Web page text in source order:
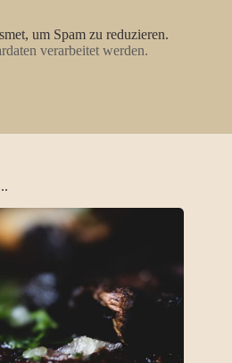
um Spam zu reduzieren.
verarbeitet werden.